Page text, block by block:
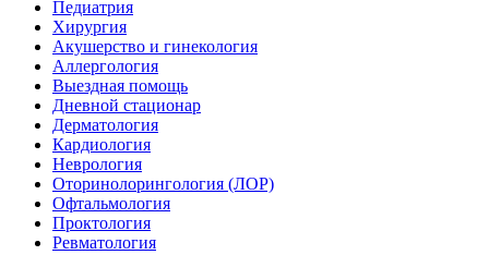
Педиатрия
Хирургия
Акушерство и гинекология
Аллергология
Выездная помощь
Дневной стационар
Дерматология
Кардиология
Неврология
Оторинолорингология (ЛОР)
Офтальмология
Проктология
Ревматология